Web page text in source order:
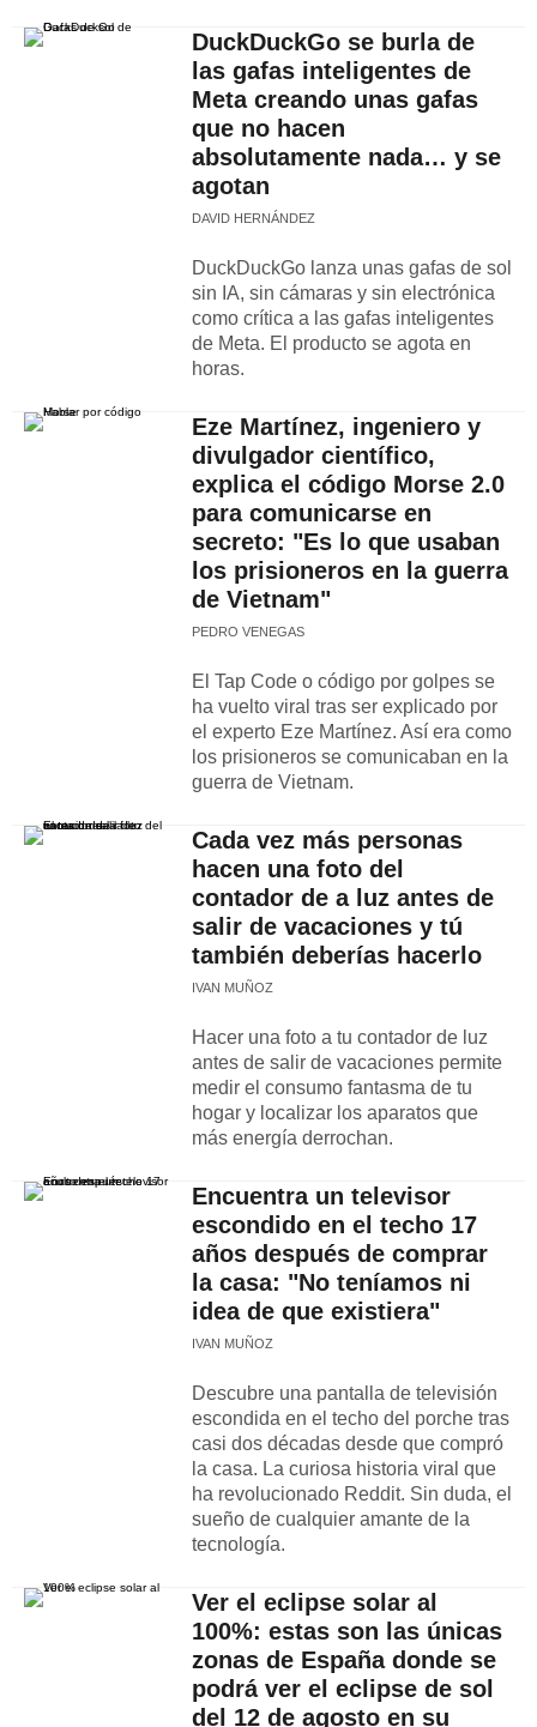
DuckDuckGo se burla de
las gafas inteligentes de
Meta creando unas gafas
que no hacen
absolutamente nada… y se
agotan
DAVID HERNÁNDEZ
DuckDuckGo lanza unas gafas de sol
sin IA, sin cámaras y sin electrónica
como crítica a las gafas inteligentes
de Meta. El producto se agota en
horas.
Eze Martínez, ingeniero y
divulgador científico,
explica el código Morse 2.0
para comunicarse en
secreto: "Es lo que usaban
los prisioneros en la guerra
de Vietnam"
PEDRO VENEGAS
El Tap Code o código por golpes se
ha vuelto viral tras ser explicado por
el experto Eze Martínez. Así era como
los prisioneros se comunicaban en la
guerra de Vietnam.
Cada vez más personas
hacen una foto del
contador de a luz antes de
salir de vacaciones y tú
también deberías hacerlo
IVAN MUÑOZ
Hacer una foto a tu contador de luz
antes de salir de vacaciones permite
medir el consumo fantasma de tu
hogar y localizar los aparatos que
más energía derrochan.
Encuentra un televisor
escondido en el techo 17
años después de comprar
la casa: "No teníamos ni
idea de que existiera"
IVAN MUÑOZ
Descubre una pantalla de televisión
escondida en el techo del porche tras
casi dos décadas desde que compró
la casa. La curiosa historia viral que
ha revolucionado Reddit. Sin duda, el
sueño de cualquier amante de la
tecnología.
Ver el eclipse solar al
100%: estas son las únicas
zonas de España donde se
podrá ver el eclipse de sol
del 12 de agosto en su